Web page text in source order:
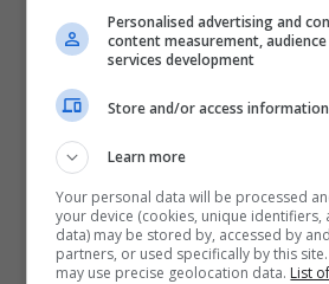
Personalised advertising and
content measurement,
services development
Store and/or access
Learn more
Your personal data will be processed
your device (cookies, unique identifiers,
data) may be stored by, accessed by
partners, or used specifically by this
may use precise geolocation data. List